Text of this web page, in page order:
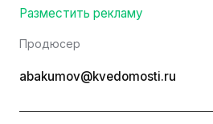
Разместить рекламу
Продюсер
abakumov@kvedomosti.ru